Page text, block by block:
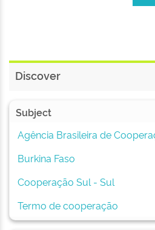
Discover
Subject
Agência Brasileira de
Burkina Faso
Cooperação Sul - Sul
Termo de cooperação